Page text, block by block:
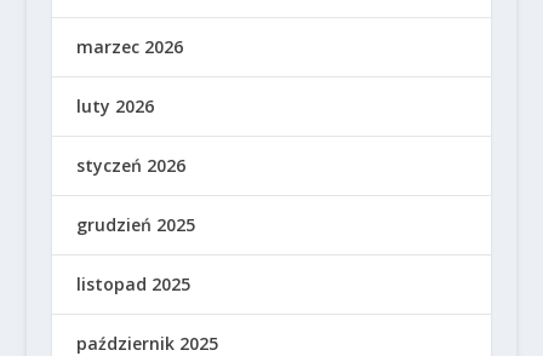
marzec 2026
luty 2026
styczeń 2026
grudzień 2025
listopad 2025
październik 2025